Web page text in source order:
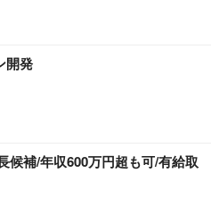
開発
候補/年収600万円超も可/有給取